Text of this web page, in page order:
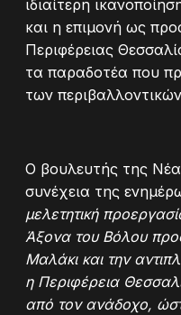
ιδιαίτερη
και η επιμονή ως
Περιφέρειας
τα παραδοτέα που
των
Ο βουλευτής της
συνέχεια της
μελετητική
Άξονα του Βόλου
Μαλάκι και την
η Περιφέρεια
από τον ανάδοχο,